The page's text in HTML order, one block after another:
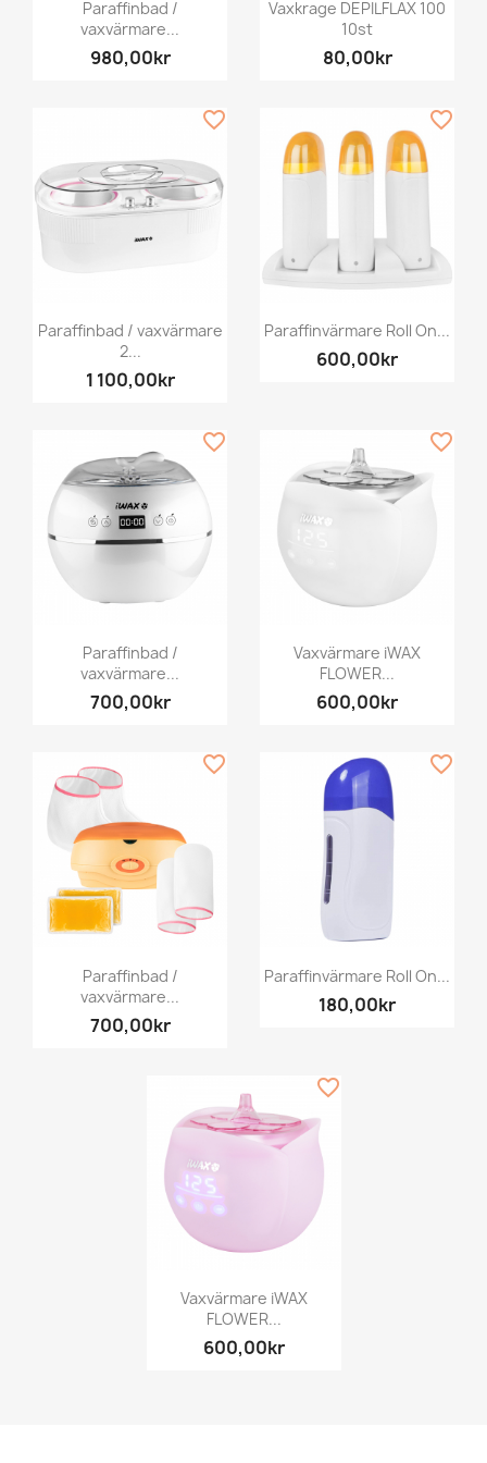
Paraffinbad /
vaxvärmare...
980,00kr
Vaxkrage DEPILFLAX 100
10st
80,00kr
Paraffinbad / vaxvärmare
2...
1 100,00kr
favorite_border
Paraffinvärmare Roll On...
600,00kr
favorite_border
Paraffinbad /
vaxvärmare...
700,00kr
favorite_border
Vaxvärmare iWAX
FLOWER...
600,00kr
favorite_border
Paraffinbad /
vaxvärmare...
700,00kr
favorite_border
Paraffinvärmare Roll On...
180,00kr
favorite_border
Vaxvärmare iWAX
FLOWER...
600,00kr
favorite_border